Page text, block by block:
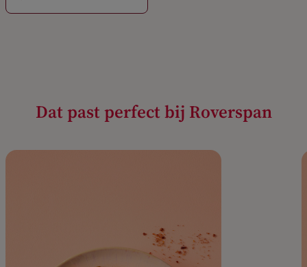
Dat past perfect bij Roverspan